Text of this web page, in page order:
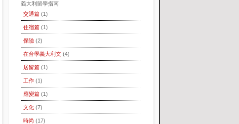
義大利留學指南
交通篇 (1)
住宿篇 (1)
保險 (2)
在台學義大利文 (4)
居留篇 (1)
工作 (1)
應變篇 (1)
文化 (7)
時尚 (17)